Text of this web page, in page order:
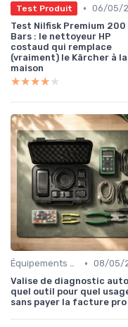
Test Produit • 06/05/
Test Nilfisk Premium 200
Bars : le nettoyeur HP
costaud qui remplace
(vraiment) le Kärcher à la
maison
★★★★★
★★★★★
Équipements de Diagnostic • 08/05/
Valise de diagnostic
quel outil pour quel
sans payer la facture pro